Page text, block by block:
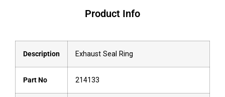
Product Info
Description Exhaust Seal Ring
Part No 214133